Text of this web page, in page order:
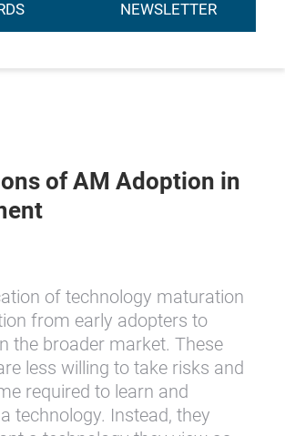
NEWSLETTER
of AM Adoption in
of technology maturation
from early adopters to
the broader market. These
less willing to take risks and
required to learn and
technology. Instead, they